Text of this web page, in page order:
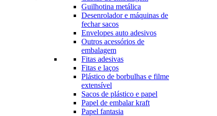
Guilhotina metálica
Desenrolador e máquinas de
fechar sacos
Envelopes auto adesivos
Outros acessórios de
embalagem
Fitas adesivas
Fitas e laços
Plástico de borbulhas e filme
extensível
Sacos de plástico e papel
Papel de embalar kraft
Papel fantasia